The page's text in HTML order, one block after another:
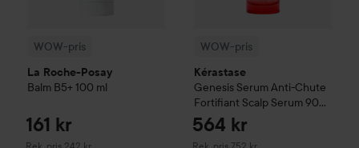
WOW-pris
La Roche-Posay
Balm B5+ 100 ml
161 kr
Rekommenderat pris 242 kr
WOW-pris
Kérastase
Genesis Serum Anti-Chute
Fortifiant Scalp Serum90
ml
564 kr
Rekommenderat pris 752 kr